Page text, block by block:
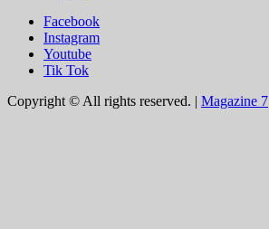
Facebook
Instagram
Youtube
Tik Tok
Copyright © All rights reserved. | Magazine 7